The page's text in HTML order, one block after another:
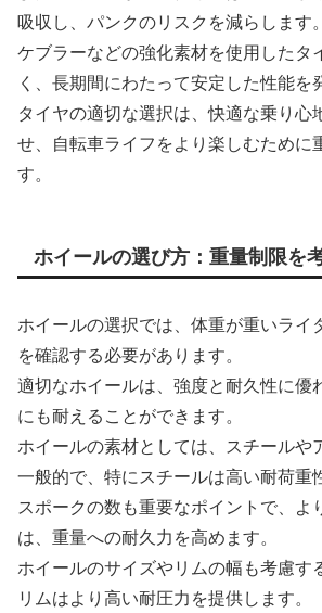
吸収し、パンクのリスクを減らします。
ケブラーなどの強化素材を使用したタ
く、長期間にわたって安定した性能を
タイヤの適切な選択は、快適な乗り心
せ、自転車ライフをより楽しむために
す。
ホイールの選び方：重量制限を
ホイールの選択では、体重が重いライ
を確認する必要があります。
適切なホイールは、強度と耐久性に優
にも耐えることができます。
ホイールの素材としては、スチールや
一般的で、特にスチールは高い耐荷重
スポークの数も重要なポイントで、よ
は、重量への耐久力を高めます。
ホイールのサイズやリムの幅も考慮す
リムはより高い耐圧力を提供します。